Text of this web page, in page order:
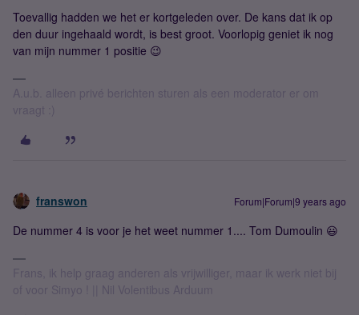
Toevallig hadden we het er kortgeleden over. De kans dat ik op
den duur ingehaald wordt, is best groot. Voorlopig geniet ik nog
van mijn nummer 1 positie 😉
A.u.b. alleen privé berichten sturen als een moderator er om
vraagt :)
franswon Forum|Forum|9 years ago
De nummer 4 is voor je het weet nummer 1.... Tom Dumoulin 😃
Frans, ik help graag anderen als vrijwilliger, maar ik werk niet bij
of voor Simyo ! || Nil Volentibus Arduum